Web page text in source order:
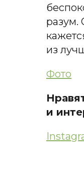
разум.
из
Фото
и